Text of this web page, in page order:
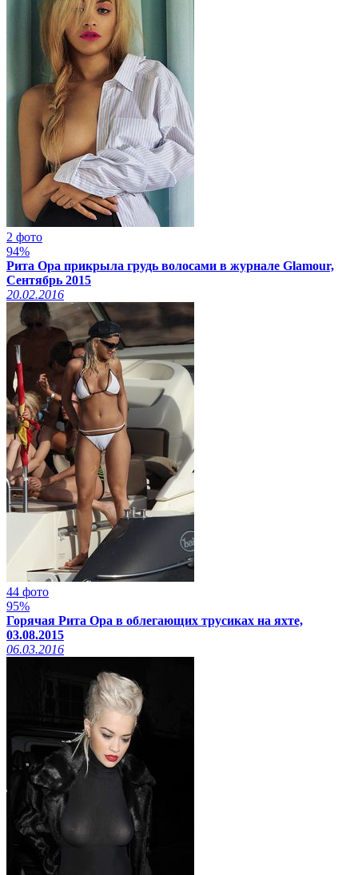
2 фото
94%
Рита Ора прикрыла грудь волосами в журнале Glamour,
Сентябрь 2015
20.02.2016
44 фото
95%
Горячая Рита Ора в облегающих трусиках на яхте,
03.08.2015
06.03.2016